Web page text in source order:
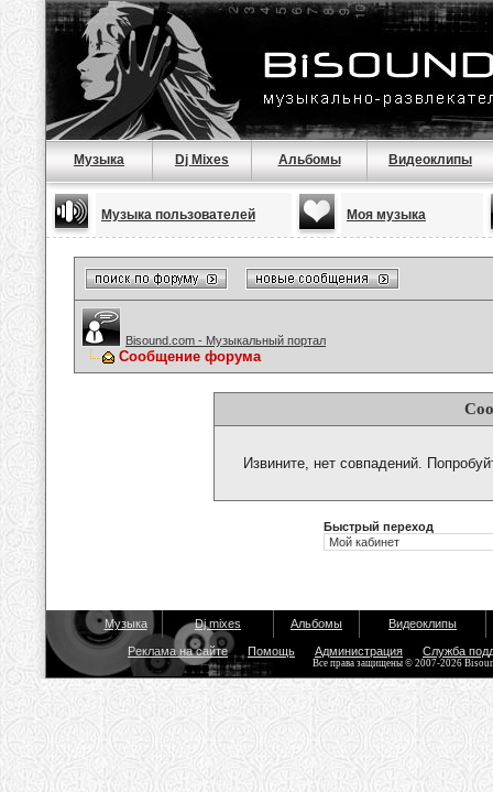
Музыка Dj Mixes Альбомы Видеоклипы
Музыка пользователей Моя музыка
Bisound.com - Музыкальный портал
Сообщение форума
Извините, нет совпадений.
Быстрый переход
Музыка Dj mixes Альбомы Видеоклипы
Реклама на сайте Помощь Администрация Служба
Все права защищены © 2007-2026